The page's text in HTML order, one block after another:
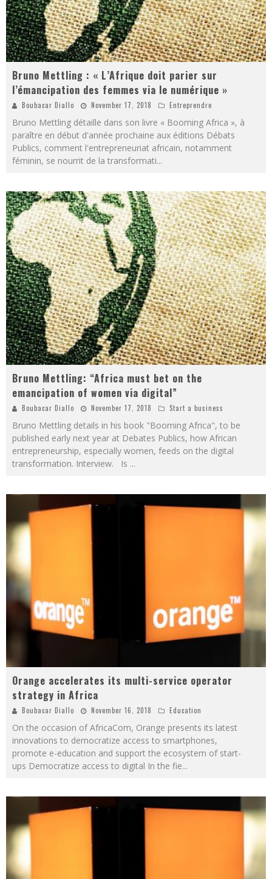
Bruno Mettling : « L’Afrique doit parier sur
l’émancipation des femmes via le numérique »
Boubacar Diallo November 17, 2018 Entreprendre
Bruno Mettling détaille dans son livre « Booming Africa », à
paraître en début d'année prochaine aux éditions Débats
Publics, comment l'entrepreneuriat africain, notamment
féminin, se nourrit de la transformati...
Bruno Mettling: “Africa must bet on the
emancipation of women via digital”
Boubacar Diallo November 17, 2018 Start a business
Bruno Mettling details in his book "Booming Africa", to be
published early next year at Debates Publics, how African
entrepreneurship, especially women, feeds on the digital
transformation. Interview. Is ...
Orange accelerates its multi-service operator
strategy in Africa
Boubacar Diallo November 16, 2018 Education
On the occasion of AfricaCom, Orange presents its latest
innovations to democratize access to smartphones,
promote e-education and support the ecosystem of start-
ups Democratize access to digital In the fie...